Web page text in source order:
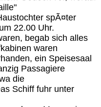
spÃ¤ter
22.00 Uhr.
begab sich alles
waren
ein Speisesaal
Passagiere
die
Schiff fuhr unter